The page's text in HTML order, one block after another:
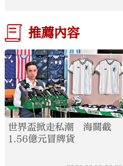
推薦內容
世界盃掀走私潮 海關截
1.56億元冒牌貨